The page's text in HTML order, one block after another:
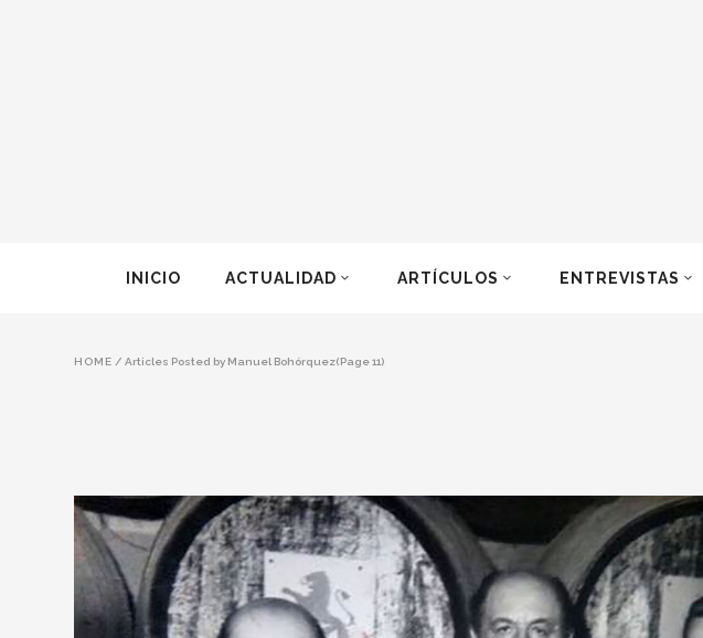
INICIO ACTUALIDAD ARTÍCULOS ENTREVISTAS
HOME / Articles Posted by Manuel Bohórquez(Page 11)